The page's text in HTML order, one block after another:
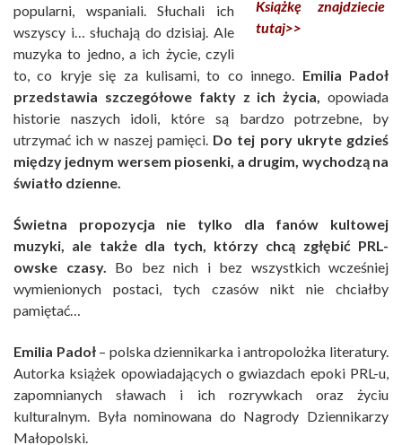
Książkę znajdziecie
tutaj>>
popularni, wspaniali. Słuchali ich
wszyscy i… słuchają do dzisiaj. Ale
muzyka to jedno, a ich życie, czyli
to, co kryje się za kulisami, to co innego. Emilia Padoł
przedstawia szczegółowe fakty z ich życia, opowiada
historie naszych idoli, które są bardzo potrzebne, by
utrzymać ich w naszej pamięci. Do tej pory ukryte gdzieś
między jednym wersem piosenki, a drugim, wychodzą na
światło dzienne.
Świetna propozycja nie tylko dla fanów kultowej
muzyki, ale także dla tych, którzy chcą zgłębić PRL-
owske czasy. Bo bez nich i bez wszystkich wcześniej
wymienionych postaci, tych czasów nikt nie chciałby
pamiętać…
Emilia Padoł– polska dziennikarka i antropolożka literatury.
Autorka książek opowiadających o gwiazdach epoki PRL-u,
zapomnianych sławach i ich rozrywkach oraz życiu
kulturalnym. Była nominowana do Nagrody Dziennikarzy
Małopolski.